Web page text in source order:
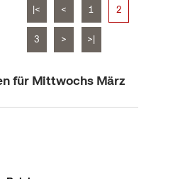
|< < 1 2
3 > >|
für Mittwochs März